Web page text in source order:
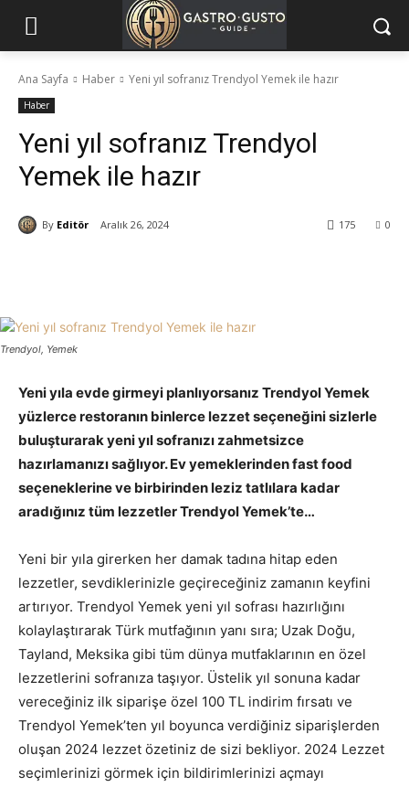
Ana Sayfa Haber Yeni yıl sofranız Trendyol Yemek ile hazır
Haber
Yeni yıl sofranız Trendyol
Yemek ile hazır
By Editör Aralık 26, 2024 0
175
Trendyol, Yemek
Yeni yıla evde girmeyi planlıyorsanız Trendyol Yemek
yüzlerce restoranın binlerce lezzet seçeneğini sizlerle
buluşturarak yeni yıl sofranızı zahmetsizce
hazırlamanızı sağlıyor. Ev yemeklerinden fast food
seçeneklerine ve birbirinden leziz tatlılara kadar
aradığınız tüm lezzetler Trendyol Yemek’te…
Yeni bir yıla girerken her damak tadına hitap eden
lezzetler, sevdiklerinizle geçireceğiniz zamanın keyfini
artırıyor. Trendyol Yemek yeni yıl sofrası hazırlığını
kolaylaştırarak Türk mutfağının yanı sıra; Uzak Doğu,
Tayland, Meksika gibi tüm dünya mutfaklarının en özel
lezzetlerini sofranıza taşıyor. Üstelik yıl sonuna kadar
vereceğiniz ilk siparişe özel 100 TL indirim fırsatı ve
Trendyol Yemek’ten yıl boyunca verdiğiniz siparişlerden
oluşan 2024 lezzet özetiniz de sizi bekliyor. 2024 Lezzet
seçimlerinizi görmek için bildirimlerinizi açmayı